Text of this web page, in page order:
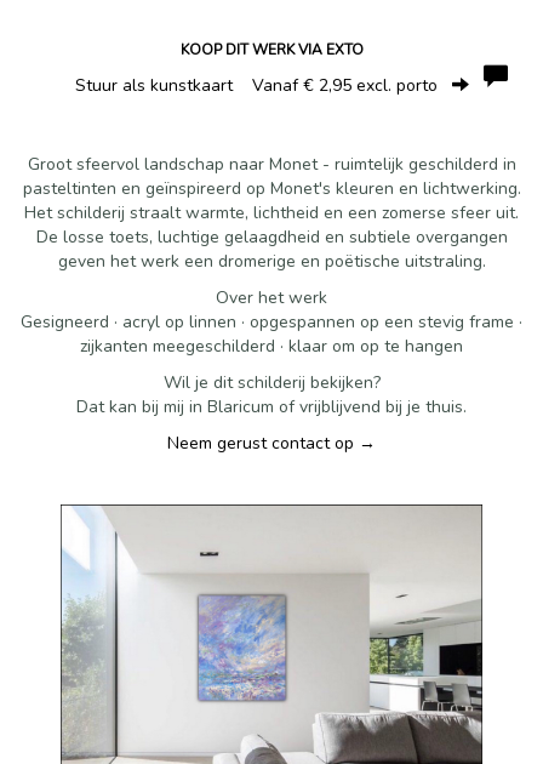
KOOP DIT WERK VIA EXTO
Stuur als kunstkaart Vanaf € 2,95 excl. porto
Groot sfeervol landschap naar Monet - ruimtelijk geschilderd in
pasteltinten en geïnspireerd op Monet's kleuren en lichtwerking.
Het schilderij straalt warmte, lichtheid en een zomerse sfeer uit.
De losse toets, luchtige gelaagdheid en subtiele overgangen
geven het werk een dromerige en poëtische uitstraling.
Over het werk
Gesigneerd · acryl op linnen · opgespannen op een stevig frame ·
zijkanten meegeschilderd · klaar om op te hangen
Wil je dit schilderij bekijken?
Dat kan bij mij in Blaricum of vrijblijvend bij je thuis.
Neem gerust contact op →